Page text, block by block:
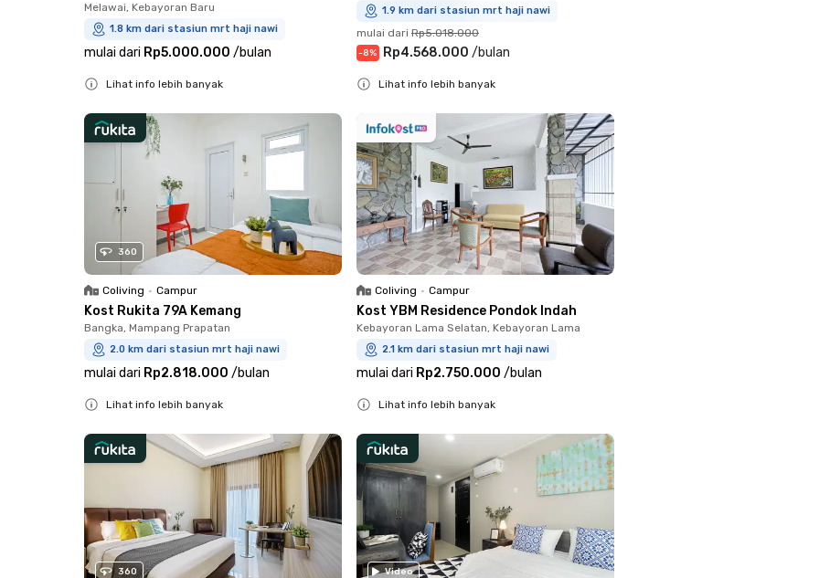
Melawai, Kebayoran Baru
1.8 km dari stasiun mrt haji nawi
mulai dari Rp5.000.000 /bulan
Lihat info lebih banyak
1.9 km dari stasiun mrt haji nawi
mulai dari Rp5.018.000
-8% Rp4.568.000 /bulan
Lihat info lebih banyak
360
Coliving • Campur
Kost Rukita 79A Kemang
Bangka, Mampang Prapatan
2.0 km dari stasiun mrt haji nawi
mulai dari Rp2.818.000 /bulan
Lihat info lebih banyak
Coliving • Campur
Kost YBM Residence Pondok Indah
Kebayoran Lama Selatan, Kebayoran Lama
2.1 km dari stasiun mrt haji nawi
mulai dari Rp2.750.000 /bulan
Lihat info lebih banyak
360 Video